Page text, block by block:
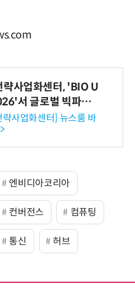
략사업화센터, 'BIO U
서 글로벌 빅파마
즈니스 미팅 지원…K
해외 진출 교두보 확
략사업화센터] 뉴스룸 바
엔비디아코리아
컨버전스 컴퓨팅
통신 허브